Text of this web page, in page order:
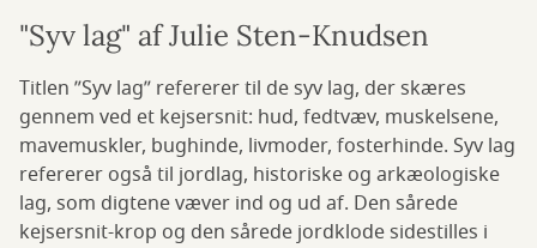
"Syv lag" af Julie Sten-Knudsen
Titlen ”Syv lag” refererer til de syv lag, der skæres
gennem ved et kejsersnit: hud, fedtvæv, muskelsene,
mavemuskler, bughinde, livmoder, fosterhinde. Syv lag
refererer også til jordlag, historiske og arkæologiske
lag, som digtene væver ind og ud af. Den sårede
kejsersnit-krop og den sårede jordklode sidestilles i